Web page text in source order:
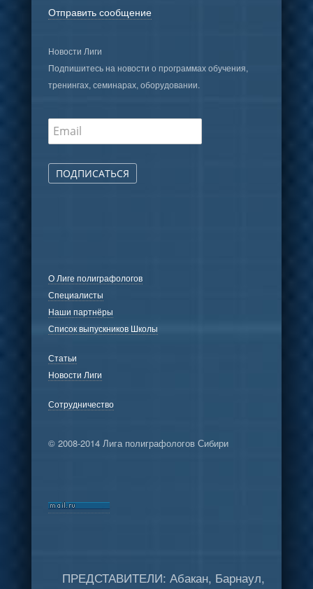
Отправить сообщение
Новости Лиги
Подпишитесь на новости о программах обучения,
тренингах, семинарах, оборудовании.
ПОДПИСАТЬСЯ
О Лиге полиграфологов
Специалисты
Наши партнёры
Список выпускников Школы
Статьи
Новости Лиги
Сотрудничество
© 2008-2014 Лига полиграфологов Сибири
ПРЕДСТАВИТЕЛИ: Абакан, Барнаул,